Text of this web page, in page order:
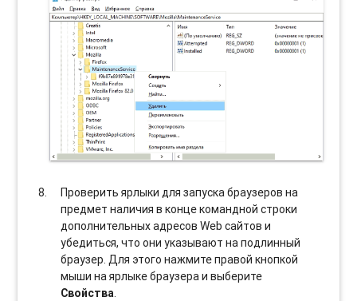
Проверить ярлыки для запуска браузеров на
предмет наличия в конце командной строки
дополнительных адресов Web сайтов и
убедиться, что они указывают на подлинный
браузер. Для этого нажмите правой кнопкой
мыши на ярлыке браузера и выберите
Свойства.